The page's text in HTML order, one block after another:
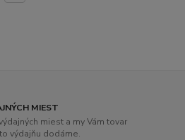
MIEST
miest a my Vám tovar
výdajňu dodáme.